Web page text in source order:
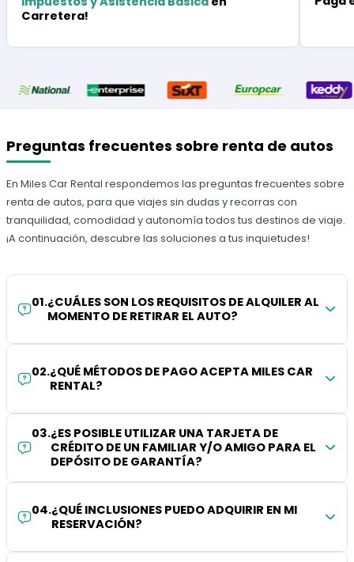
Carretera!
Preguntas frecuentes sobre renta de autos
En Miles Car Rental respondemos las preguntas frecuentes sobre
renta de autos, para que viajes sin dudas y recorras con
tranquilidad, comodidad y autonomía todos tus destinos de viaje.
¡A continuación, descubre las soluciones a tus inquietudes!
01.¿CUÁLES SON LOS REQUISITOS DE ALQUILER AL
MOMENTO DE RETIRAR EL AUTO?
02.¿QUÉ MÉTODOS DE PAGO ACEPTA MILES CAR
RENTAL?
03.¿ES POSIBLE UTILIZAR UNA TARJETA DE
CRÉDITO DE UN FAMILIAR Y/O AMIGO PARA EL
DEPÓSITO DE GARANTÍA?
04.¿QUÉ INCLUSIONES PUEDO ADQUIRIR EN MI
RESERVACIÓN?